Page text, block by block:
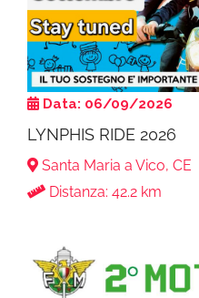
Data: 06/09/2026
LYNPHIS RIDE 2026
Santa Maria a Vico, CE
Distanza: 42.2 km